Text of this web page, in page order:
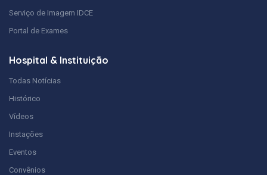
Serviço de Imagem IDCE
Portal de Exames
Hospital & Instituição
Todas Notícias
Histórico
Vídeos
Instações
Eventos
Convênios